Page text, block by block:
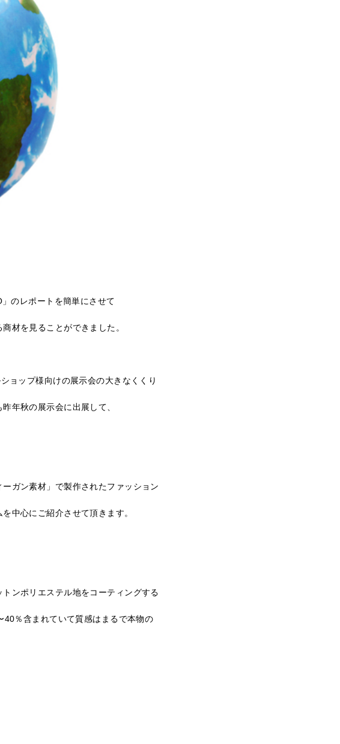
のレポートを簡単にさせて
材を見ることができました。
ョップ様向けの展示会の大きなくくり
年秋の展示会に出展して、
ガン素材」で製作されたファッション
中心にご紹介させて頂きます。
ンポリエステル地をコーティングする
40％含まれていて質感はまるで本物の